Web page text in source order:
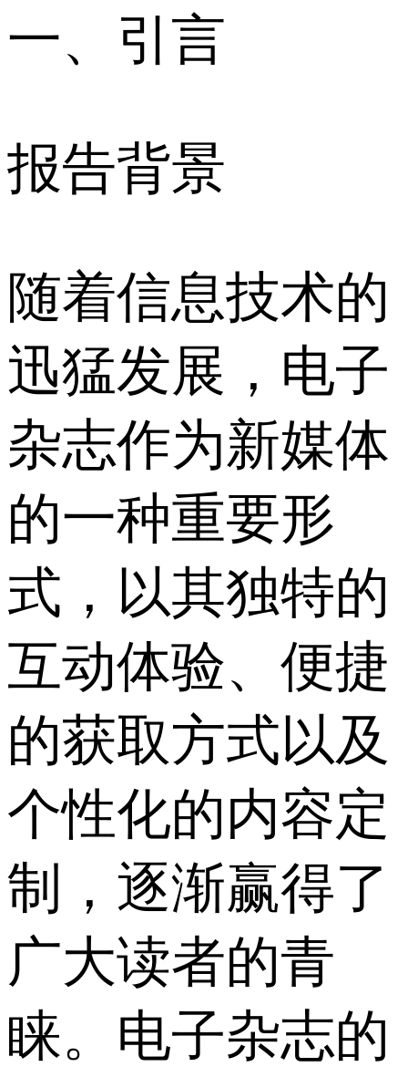
一、引言
报告背景
随着信息技术的
迅猛发展，电子
杂志作为新媒体
的一种重要形
式，以其独特的
互动体验、便捷
的获取方式以及
个性化的内容定
制，逐渐赢得了
广大读者的青
睐。电子杂志的